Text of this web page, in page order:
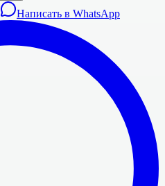
Написать в WhatsApp